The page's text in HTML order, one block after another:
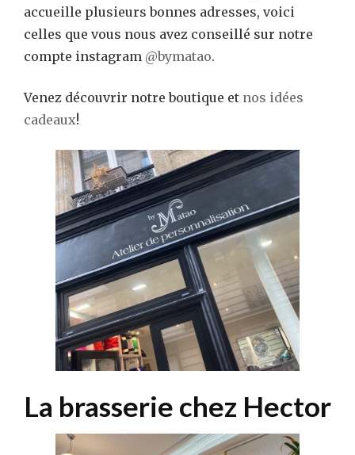
accueille plusieurs bonnes adresses, voici
celles que vous nous avez conseillé sur notre
compte instagram @bymatao.
Venez découvrir notre boutique et nos idées
cadeaux!
La brasserie chez Hector